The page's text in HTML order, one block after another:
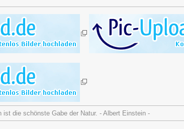
ist die schönste Gabe der Natur. - Albert Einstein -